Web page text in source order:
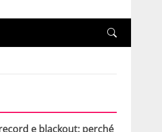
e blackout: perché